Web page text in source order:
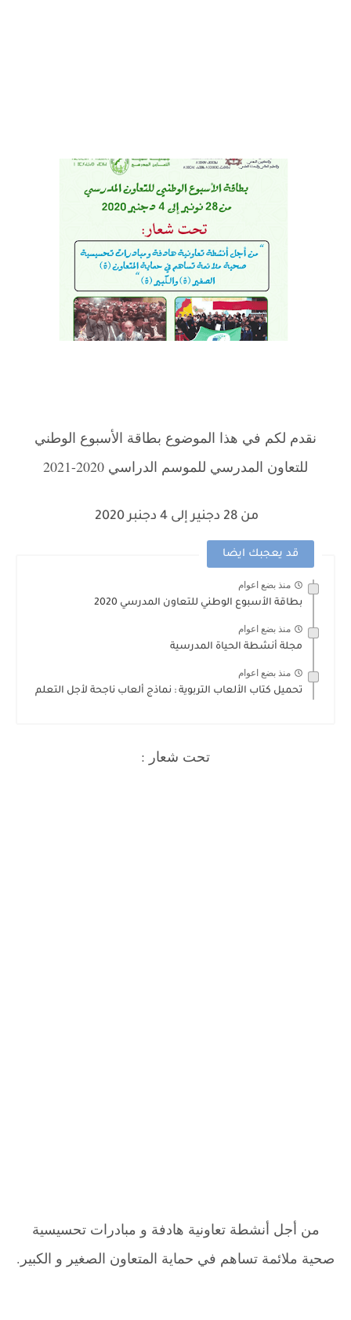
نقدم لكم في هذا الموضوع بطاقة الأسبوع الوطني
للتعاون المدرسي للموسم الدراسي 2020-2021
من 28 دجنير إلى 4 دجنبر 2020
قد يعجبك ايضا
منذ بضع اعوام
بطاقة الأسبوع الوطني للتعاون المدرسي 2020
منذ بضع اعوام
مجلة أنشطة الحياة المدرسية
منذ بضع اعوام
تحميل كتاب الألعاب التربوية : نماذج ألعاب ناجحة لأجل التعلم
تحت شعار :
من أجل أنشطة تعاونية هادفة و مبادرات تحسيسية
صحية ملائمة تساهم في حماية المتعاون الصغير و الكبير.